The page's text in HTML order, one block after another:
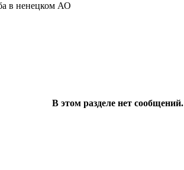
в ненецком АО
В этом разделе нет сообщений.